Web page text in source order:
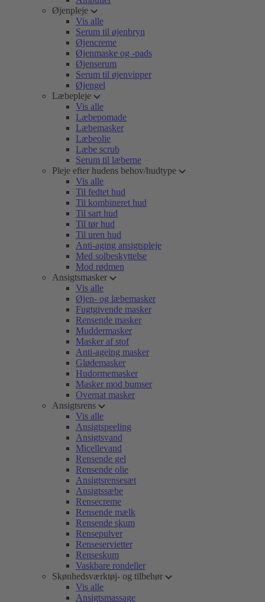
Øjenpleje
Vis alle
Serum til øjenbryn
Øjencreme
Øjenmaske og -pads
Øjenserum
Serum til øjenvipper
Øjengel
Læbepleje
Vis alle
Læbepomade
Læbemasker
Læbeolie
Læbe scrub
Serum til læberne
Pleje efter hudens behov/hudtype
Vis alle
Til fedtet hud
Til kombineret hud
Til sart hud
Til tør hud
Til uren hud
Anti-aging ansigtspleje
Med solbeskyttelse
Mod rødmen
Ansigtsmasker
Vis alle
Øjen- og læbemasker
Fugtgivende masker
Rensende masker
Muddermasker
Masker af stof
Anti-ageing masker
Glødemasker
Hudormemasker
Masker mod bumser
Overnat masker
Ansigtsrens
Vis alle
Ansigtspeeling
Ansigtsvand
Micellevand
Rensende gel
Rensende olie
Ansigtsrensesæt
Ansigtssæbe
Rensecreme
Rensende mælk
Rensende skum
Rensepulver
Renseservietter
Renseskum
Vaskbare rondeller
Skønhedsværktøj- og tilbehør
Vis alle
Ansigtsmassage